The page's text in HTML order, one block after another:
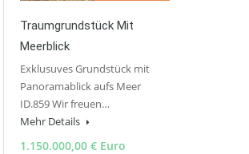
Traumgrundstück Mit
Meerblick
Exklusuves Grundstück mit
Panoramablick aufs Meer
ID.859 Wir freuen…
Mehr Details
1.150.000,00 € Euro